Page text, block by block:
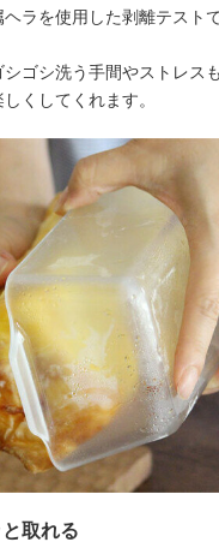
ラを使用した剥離テスト
ゴシ洗う手間やストレス
くしてくれます。
取れる